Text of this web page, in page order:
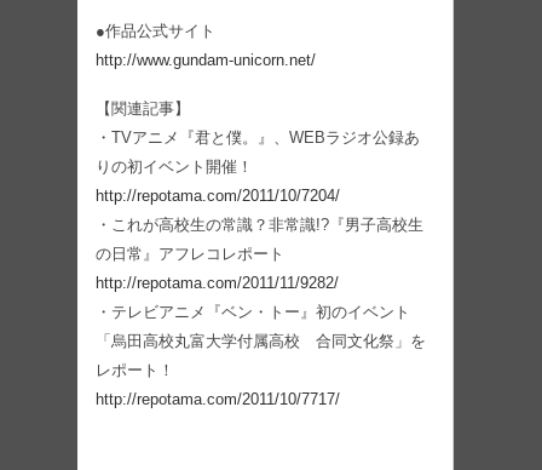
●作品公式サイト
http://www.gundam-unicorn.net/
【関連記事】
・TVアニメ『君と僕。』、WEBラジオ公録あ
りの初イベント開催！
http://repotama.com/2011/10/7204/
・これが高校生の常識？非常識!?『男子高校生
の日常』アフレコレポート
http://repotama.com/2011/11/9282/
・テレビアニメ『ベン・トー』初のイベント
「烏田高校丸富大学付属高校 合同文化祭」を
レポート！
http://repotama.com/2011/10/7717/